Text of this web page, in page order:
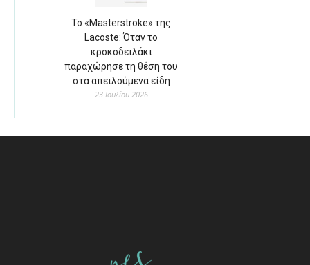
Το «Masterstroke» της
Lacoste: Όταν το
κροκοδειλάκι
παραχώρησε τη θέση του
στα απειλούμενα είδη
23 Ιουλίου 2026